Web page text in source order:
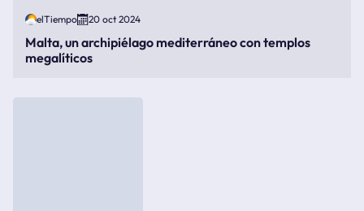
elTiempo 20 oct 2024
Malta, un archipiélago mediterráneo con templos
megalíticos